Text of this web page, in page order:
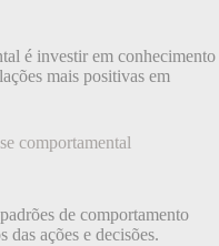
é investir em conhecimento
mais positivas em
comportamental
de comportamento
das ações e decisões.